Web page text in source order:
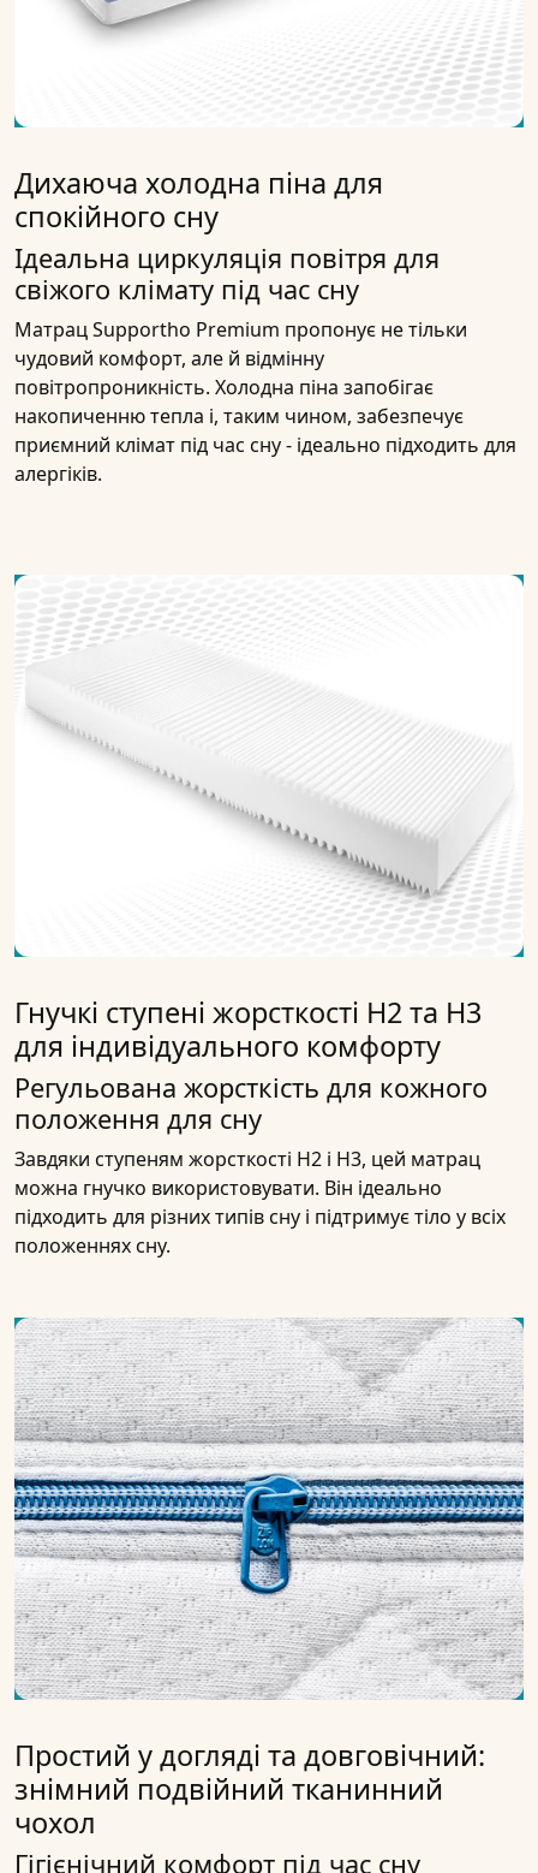
Дихаюча холодна піна для
спокійного сну
Ідеальна циркуляція повітря для
свіжого клімату під час сну
Матрац Supportho Premium пропонує не тільки
чудовий комфорт, але й відмінну
повітропроникність. Холодна піна запобігає
накопиченню тепла і, таким чином, забезпечує
приємний клімат під час сну - ідеально підходить для
алергіків.
Гнучкі ступені жорсткості H2 та H3
для індивідуального комфорту
Регульована жорсткість для кожного
положення для сну
Завдяки ступеням жорсткості H2 і H3, цей матрац
можна гнучко використовувати. Він ідеально
підходить для різних типів сну і підтримує тіло у всіх
положеннях сну.
Простий у догляді та довговічний:
знімний подвійний тканинний
чохол
Гігієнічний комфорт під час сну